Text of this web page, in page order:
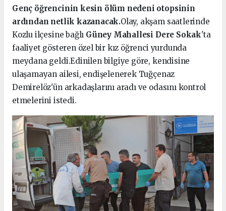
Genç öğrencinin kesin ölüm nedeni otopsinin
ardından netlik kazanacak.Olay, akşam saatlerinde
Kozlu ilçesine bağlı Güney Mahallesi Dere Sokak'ta
faaliyet gösteren özel bir kız öğrenci yurdunda
meydana geldi.Edinilen bilgiye göre, kendisine
ulaşamayan ailesi, endişelenerek Tuğçenaz
Demirelöz'ün arkadaşlarını aradı ve odasını kontrol
etmelerini istedi.